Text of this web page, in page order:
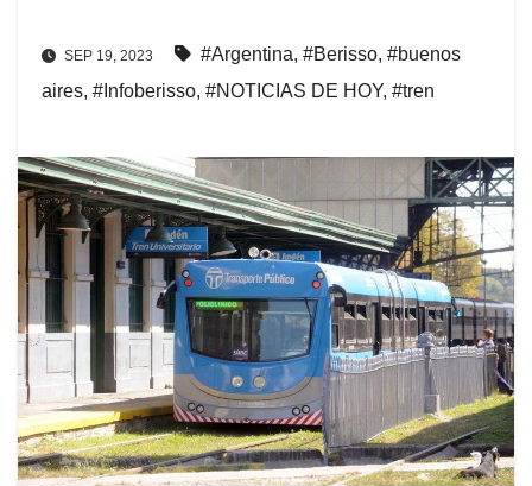
SEP 19, 2023 #Argentina, #Berisso, #buenos
aires, #Infoberisso, #NOTICIAS DE HOY, #tren